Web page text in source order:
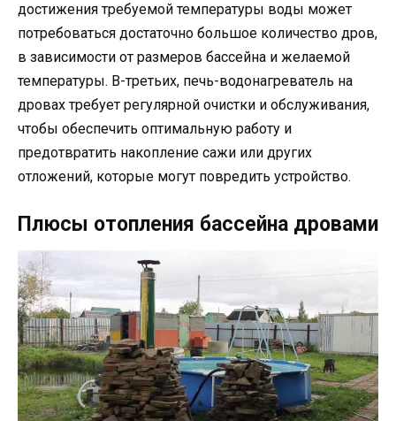
достижения требуемой температуры воды может
потребоваться достаточно большое количество дров,
в зависимости от размеров бассейна и желаемой
температуры. В-третьих, печь-водонагреватель на
дровах требует регулярной очистки и обслуживания,
чтобы обеспечить оптимальную работу и
предотвратить накопление сажи или других
отложений, которые могут повредить устройство.
Плюсы отопления бассейна дровами